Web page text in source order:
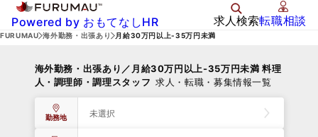
Powered by おもてなしHR 求人検索転職相談
FURUMAU 海外勤務・出張あり 月給30万円以上-35万円未満
海外勤務・出張あり／月給30万円以上-35万円未満 料理
人・調理師・調理スタッフ 求人・転職・募集情報一覧
勤務地 未選択